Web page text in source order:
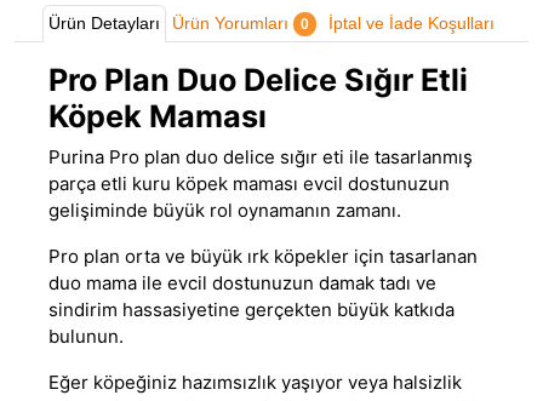
Ürün Detayları Ürün Yorumları 0 İptal ve İade Koşulları
Pro Plan Duo Delice Sığır Etli
Köpek Maması
Purina Pro plan duo delice sığır eti ile tasarlanmış
parça etli kuru köpek maması evcil dostunuzun
gelişiminde büyük rol oynamanın zamanı.
Pro plan orta ve büyük ırk köpekler için tasarlanan
duo mama ile evcil dostunuzun damak tadı ve
sindirim hassasiyetine gerçekten büyük katkıda
bulunun.
Eğer köpeğiniz hazımsızlık yaşıyor veya halsizlik